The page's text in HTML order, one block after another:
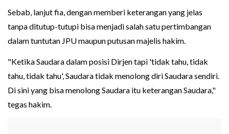
Sebab, lanjut fia, dengan memberi keterangan yang jelas
tanpa ditutup-tutupi bisa menjadi salah satu pertimbangan
dalam tuntutan JPU maupun putusan majelis hakim.
"Ketika Saudara dalam posisi Dirjen tapi 'tidak tahu, tidak
tahu, tidak tahu', Saudara tidak menolong diri Saudara sendiri.
Di sini yang bisa menolong Saudara itu keterangan Saudara,"
tegas hakim.